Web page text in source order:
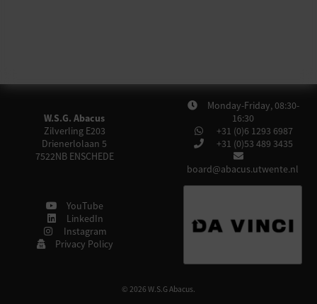
W.S.G. Abacus
Zilverling E203
Drienerlolaan 5
7522NB ENSCHEDE
Monday-Friday, 08:30-
16:30
+31 (0)6 1293 6987
+31 (0)53 489 3435
board@abacus.utwente.nl
YouTube
LinkedIn
Instagram
Privacy Policy
© 2026 W.S.G Abacus.